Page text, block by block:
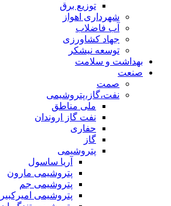
توزیع برق
شهرداری اهواز
آب فاضلاب
جهاد کشاورزی
توسعه نیشکر
بهداشت و سلامت
صنعت
صمت
نفت،گاز،پتروشیمی
ملی مناطق
نفت گاز اروندان
حفاری
گاز
پتروشیمی
آریا ساسول
پتروشیمی مارون
پتروشیمی جم
پتروشیمی امیرکبیر